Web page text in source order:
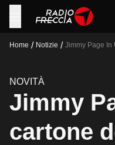
Home / Notizie / Jimmy Page In
NOVITÀ
Jimmy
cartone